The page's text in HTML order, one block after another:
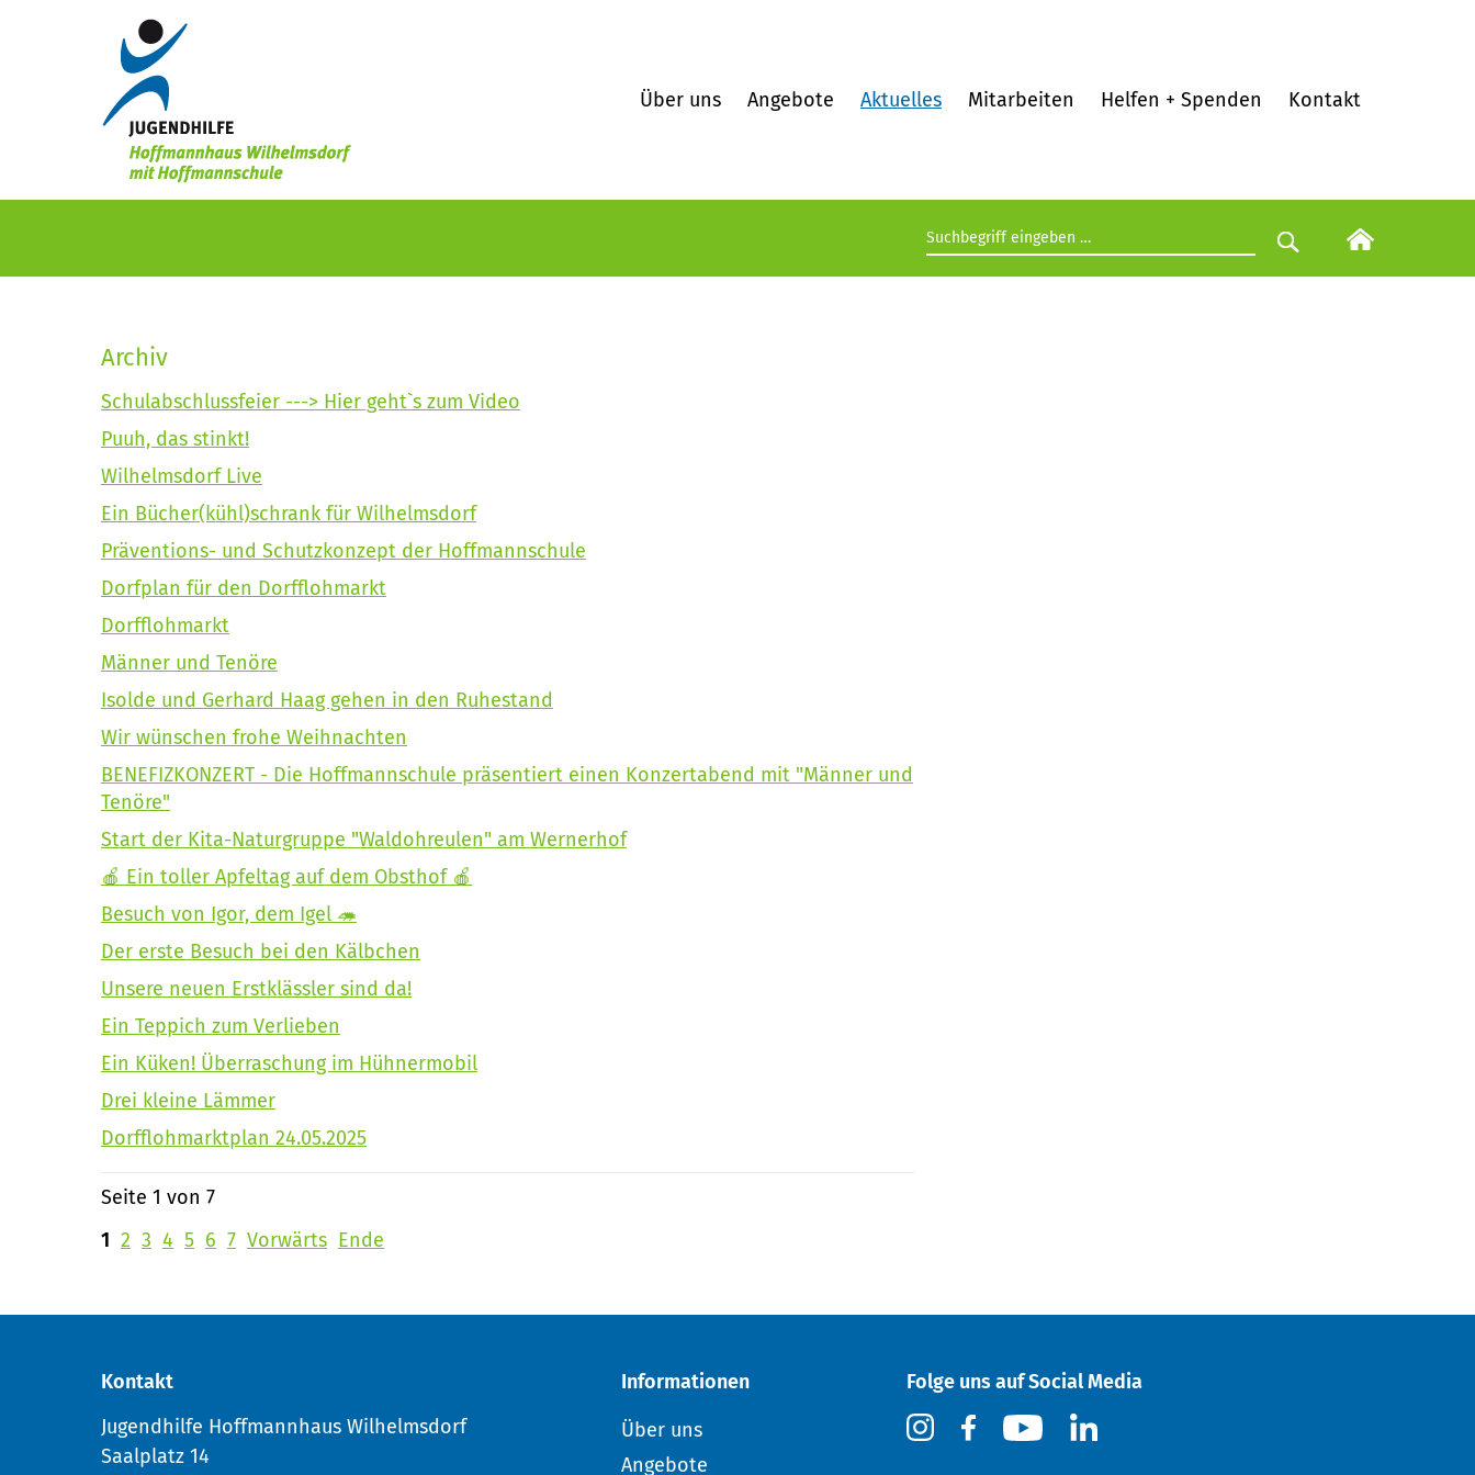
Über uns Angebote Aktuelles Mitarbeiten Helfen + Spenden Kontakt
Suchbegriff eingeben
Suche starten
Archiv
Schulabschlussfeier ---> Hier geht`s zum Video
Puuh, das stinkt!
Wilhelmsdorf Live
Ein Bücher(kühl)schrank für Wilhelmsdorf
Präventions- und Schutzkonzept der Hoffmannschule
Dorfplan für den Dorfflohmarkt
Dorfflohmarkt
Männer und Tenöre
Isolde und Gerhard Haag gehen in den Ruhestand
Wir wünschen frohe Weihnachten
BENEFIZKONZERT - Die Hoffmannschule präsentiert einen Konzertabend mit "Männer und
Tenöre"
Start der Kita-Naturgruppe "Waldohreulen" am Wernerhof
🍎 Ein toller Apfeltag auf dem Obsthof 🍎
Besuch von Igor, dem Igel 🦔
Der erste Besuch bei den Kälbchen
Unsere neuen Erstklässler sind da!
Ein Teppich zum Verlieben
Ein Küken! Überraschung im Hühnermobil
Drei kleine Lämmer
Dorfflohmarktplan 24.05.2025
Seite 1 von 7
1 2 3 4 5 6 7 Vorwärts Ende
Kontakt
Jugendhilfe Hoffmannhaus Wilhelmsdorf
Saalplatz 14
Informationen
Über uns
Angebote
Folge uns auf Social Media